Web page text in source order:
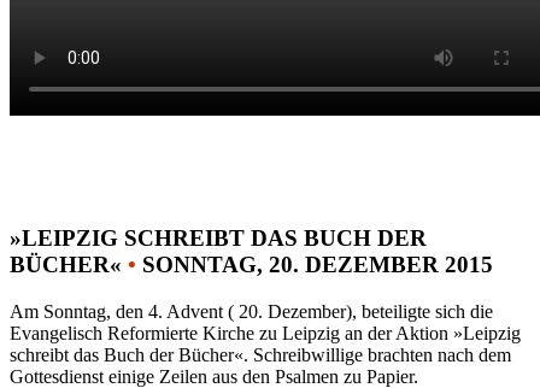
»LEIPZIG SCHREIBT DAS BUCH DER
BÜCHER« • SONNTAG, 20. DEZEMBER 2015
Am Sonntag, den 4. Advent ( 20. Dezember), beteiligte sich die
Evangelisch Reformierte Kirche zu Leipzig an der Aktion »Leipzig
schreibt das Buch der Bücher«. Schreibwillige brachten nach dem
Gottesdienst einige Zeilen aus den Psalmen zu Papier.